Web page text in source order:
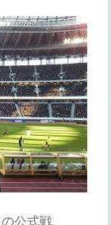
公式戦、